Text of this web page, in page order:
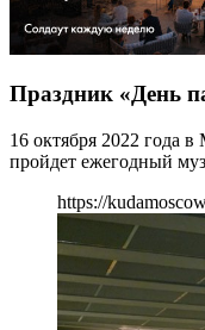
Праздник «День
16 октября 2022 года
пройдет ежегодный
https://